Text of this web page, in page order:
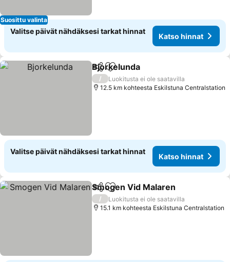
Suosittu valinta
Valitse päivät nähdäksesi tarkat hinnat
Katso hinnat
Jaa Lisää suosikkeihin
Bjorkelunda
/
Luokitusta ei ole saatavilla
12.5 km kohteesta Eskilstuna Centralstation
Valitse päivät nähdäksesi tarkat hinnat
Katso hinnat
Jaa Lisää suosikkeihin
Smogen Vid Malaren
/
Luokitusta ei ole saatavilla
15.1 km kohteesta Eskilstuna Centralstation